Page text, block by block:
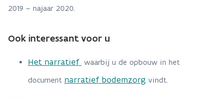
2019 – najaar 2020.
Ook interessant voor u
Het narratief waarbij u de opbouw in het
document narratief bodemzorg vindt.